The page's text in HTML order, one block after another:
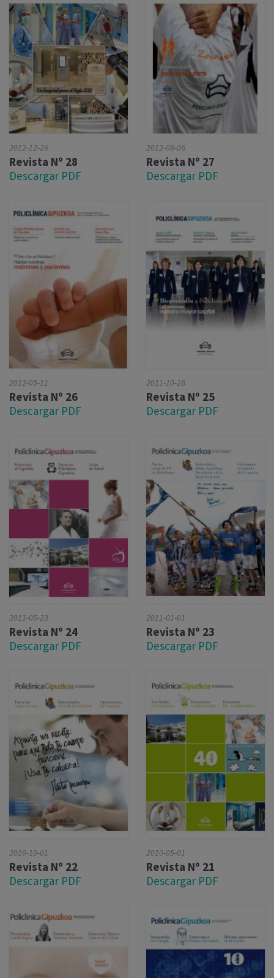
2012-12-26
Revista Nº 28
Descargar PDF
2012-08-06
Revista Nº 27
Descargar PDF
2012-05-11
Revista Nº 26
Descargar PDF
2011-10-28
Revista Nº 25
Descargar PDF
2011-05-23
Revista Nº 24
Descargar PDF
2011-01-01
Revista Nº 23
Descargar PDF
2010-10-01
Revista Nº 22
Descargar PDF
2010-05-01
Revista Nº 21
Descargar PDF